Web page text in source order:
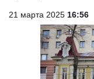
21 марта 2025 16:56